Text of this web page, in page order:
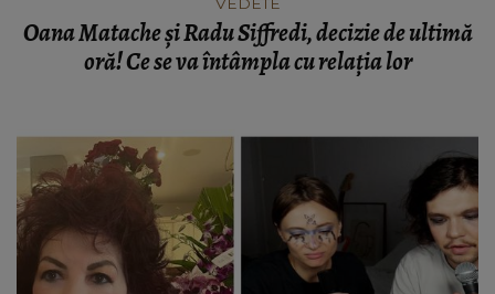
Oana Matache și Radu Siffredi, decizie de ultimă
oră! Ce se va întâmpla cu relația lor